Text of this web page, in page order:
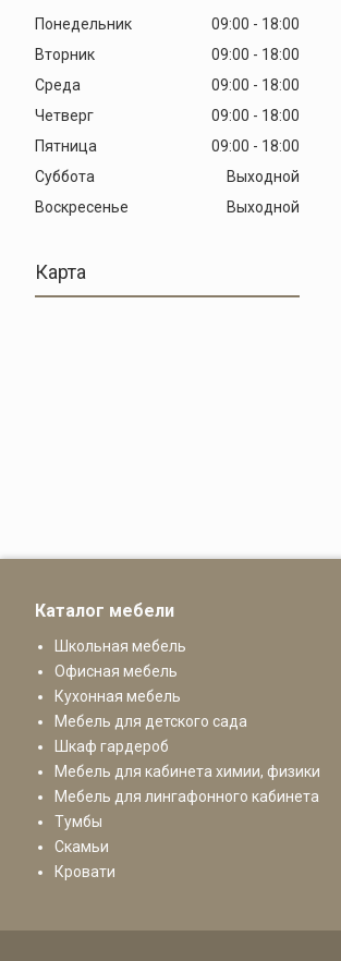
Понедельник 09:00
18:00
Вторник
09:00
18:00
Среда
09:00
18:00
Четверг
09:00
18:00
Пятница
09:00
18:00
Суббота
Выходной
Воскресенье
Выходной
Карта
Каталог мебели
Школьная мебель
Офисная мебель
Кухонная мебель
Мебель для детского сада
Шкаф гардероб
Мебель для кабинета химии, физики
Мебель для лингафонного кабинета
Тумбы
Скамьи
Кровати